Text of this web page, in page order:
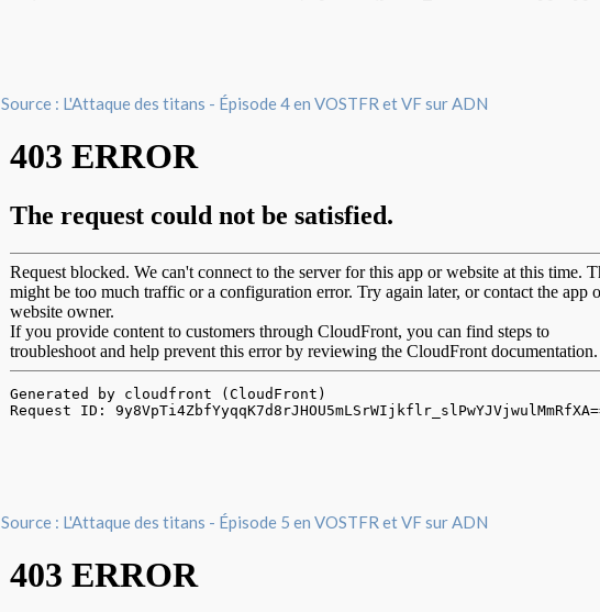
Source : L'Attaque des titans - Épisode 4 en VOSTFR et VF sur ADN
Source : L'Attaque des titans - Épisode 5 en VOSTFR et VF sur ADN